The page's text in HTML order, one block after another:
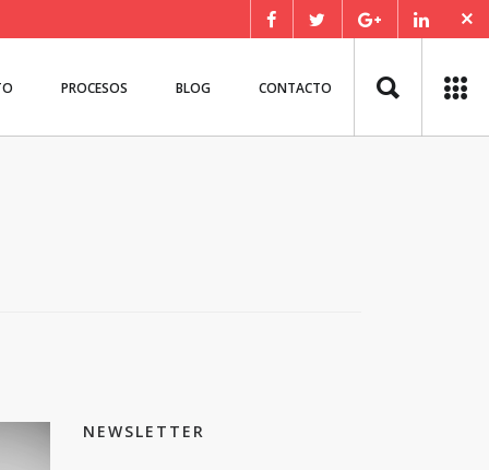
PROCESOS BLOG CONTACTO
NEWSLETTER